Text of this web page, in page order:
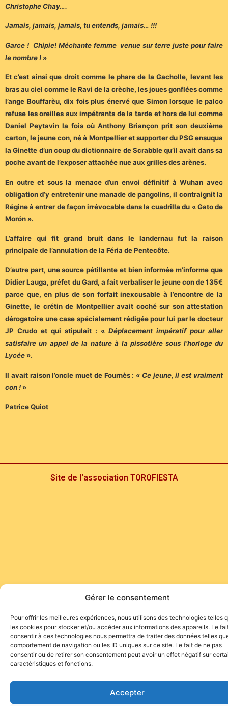
Gérer le consentement
Pour offrir les meilleures expériences, nous utilisons des technologies telles
les cookies pour stocker et/ou accéder aux informations des appareils. Le
consentir à ces technologies nous permettra de traiter des données telles
comportement de navigation ou les ID uniques sur ce site. Le fait de ne pas
consentir ou de retirer son consentement peut avoir un effet négatif sur
caractéristiques et fonctions.
Accepter
Christophe Chay….
Jamais, jamais, jamais, tu entends, jamais… !!!
Garce ! Chipie! Méchante femme venue sur terre juste pour faire
le nombre ! »
Et c’est ainsi que droit comme le phare de la Gacholle, levant les
bras au ciel comme le Ravi de la crèche, les joues gonflées comme
l’ange Bouffarèu, dix fois plus énervé que Simon lorsque le palco
refuse les oreilles aux impétrants de la tarde et hors de lui comme
Daniel Peytavin la fois où Anthony Briançon prit son deuxième
carton, le jeune con, né à Montpellier et supporter du PSG ensuqua
la Ginette d’un coup du dictionnaire de Scrabble qu’il avait dans sa
poche avant de l’exposer attachée nue aux grilles des arènes.
En outre et sous la menace d’un envoi définitif à Wuhan avec
obligation d’y entretenir une manade de pangolins, il contraignit la
Régine à entrer de façon irrévocable dans la cuadrilla du « Gato de
Morón ».
L’affaire qui fit grand bruit dans le landernau fut la raison
principale de l’annulation de la Féria de Pentecôte.
D’autre part, une source pétillante et bien informée m’informe que
Didier Lauga, préfet du Gard, a fait verbaliser le jeune con de 135€
parce que, en plus de son forfait inexcusable à l’encontre de la
Ginette, le crétin de Montpellier avait coché sur son attestation
dérogatoire une case spécialement rédigée pour lui par le docteur
JP Crudo et qui stipulait : « Déplacement impératif pour aller
satisfaire un appel de la nature à la pissotière sous l’horloge du
Lycée ».
Il avait raison l’oncle muet de Fournès : « Ce jeune, il est vraiment
con ! »
Patrice Quiot
Site de l'association TOROFIESTA